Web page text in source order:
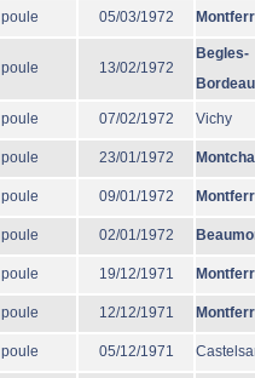
poule 05/03/1972
poule 13/02/1972
Begles-
poule 07/02/1972 Vichy
poule 23/01/1972
poule 09/01/1972
poule 02/01/1972
poule 19/12/1971
poule 12/12/1971
poule 05/12/1971